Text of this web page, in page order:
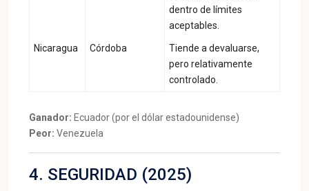
dentro de límites
aceptables.
Nicaragua Córdoba
Tiende a devaluarse,
pero relativamente
controlado.
Ganador: Ecuador (por el dólar estadounidense)
Peor: Venezuela
4. SEGURIDAD (2025)